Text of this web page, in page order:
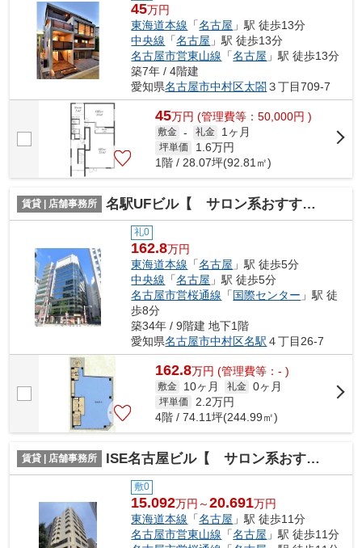
45万円
東海道本線 「名古屋 」駅 徒歩13分
中央線 「名古屋 」駅 徒歩13分
名古屋市営東山線 「名古屋 」駅 徒歩13分
築7年 / 4階建
愛知県名古屋市中村区太閤 ３丁目709-7
45万円 (管理費等：50,000円 )
敷金 - 礼金 1ヶ月
坪単価 1.6万円
1階 / 28.07坪(92.81㎡)
賃貸 | 店舗事務所 名駅UFビル【 サロン系おすすめ 】
礼0
162.8万円
東海道本線 「名古屋 」駅 徒歩5分
中央線 「名古屋 」駅 徒歩5分
名古屋市営桜通線 「国際センター 」駅 徒
歩8分
築34年 / 9階建 地下1階
愛知県名古屋市中村区名駅 ４丁目26-7
162.8万円 (管理費等：- )
敷金 10ヶ月 礼金 0ヶ月
坪単価 2.2万円
4階 / 74.11坪(244.99㎡)
賃貸 | 店舗事務所 ISE名古屋ビル【 サロン系おすすめ 】
敷0
15.092万円～20.691万円
東海道本線 「名古屋 」駅 徒歩11分
名古屋市営東山線 「名古屋 」駅 徒歩11分